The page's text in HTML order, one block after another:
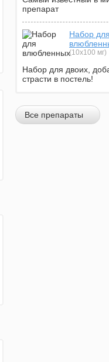
препарат
Набор для
(10х100 мг)
Набор для двоих,
страсти в постель!
Все препараты